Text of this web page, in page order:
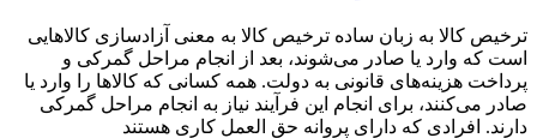
ترخیص کالا به زبان ساده ترخیص کالا به معنی آزادسازی کالاهایی
است که وارد یا صادر می‌شوند، بعد از انجام مراحل گمرکی و
پرداخت هزینه‌های قانونی به دولت. همه کسانی که کالاها را وارد یا
صادر می‌کنند، برای انجام این فرآیند نیاز به انجام مراحل گمرکی
دارند. افرادی که دارای پروانه حق العمل کاری هستند